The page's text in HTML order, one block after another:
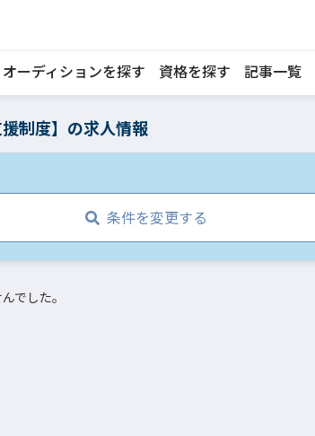
オーディションを探す 資格を探す 記事一覧
制度】の求人情報
条件を変更する
でした。